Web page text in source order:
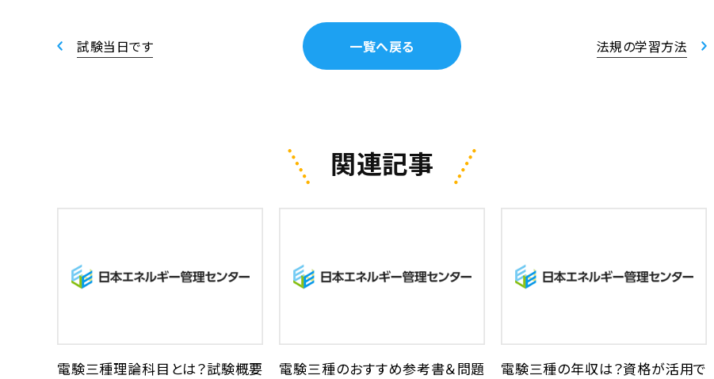
試験当日です 一覧へ戻る 法規の学習方法
関連記事
電験三種理論科目とは？試験概要
電験三種のおすすめ参考書＆問題
電験三種の年収は？資格が活用で